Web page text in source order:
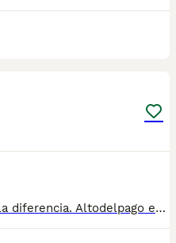
Porque criar con amor marca la diferencia. Altodelpago es un criadero familiar donde cada perro recibe atención individual, socialización desde pequeño y el mejor entorno para desarrollarse. altodelpago.es · tlf 679 67 30 10